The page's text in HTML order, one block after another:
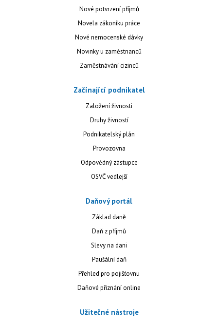
Nové potvrzení příjmů
Novela zákoníku práce
Nové nemocenské dávky
Novinky u zaměstnanců
Zaměstnávání cizinců
Začínající podnikatel
Založení živnosti
Druhy živností
Podnikatelský plán
Provozovna
Odpovědný zástupce
OSVČ vedlejší
Daňový portál
Základ daně
Daň z příjmů
Slevy na dani
Paušální daň
Přehled pro pojišťovnu
Daňové přiznání online
Užitečné nástroje